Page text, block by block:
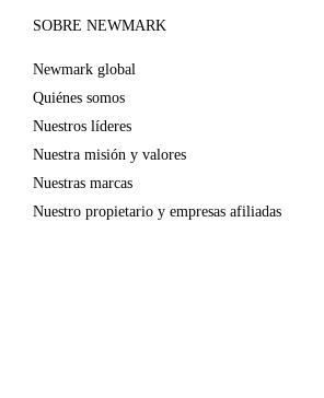
SOBRE NEWMARK
Newmark global
Quiénes somos
Nuestros líderes
Nuestra misión y valores
Nuestras marcas
Nuestro propietario y empresas afiliadas